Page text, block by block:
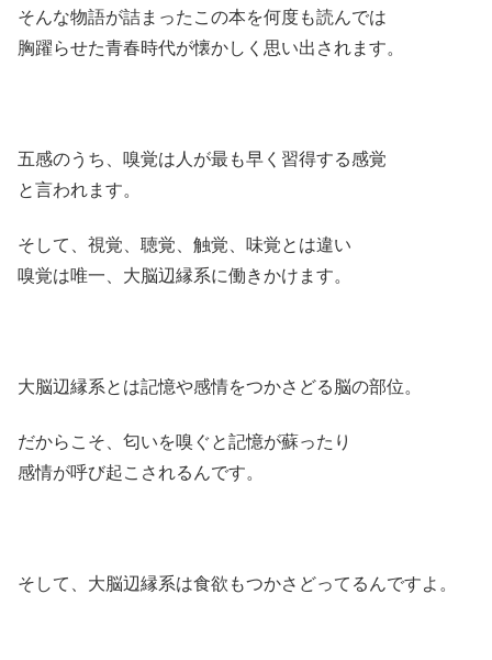
そんな物語が詰まったこの本を何度も読んでは
胸躍らせた青春時代が懐かしく思い出されます。
五感のうち、嗅覚は人が最も早く習得する感覚
と言われます。
そして、視覚、聴覚、触覚、味覚とは違い
嗅覚は唯一、大脳辺縁系に働きかけます。
大脳辺縁系とは記憶や感情をつかさどる脳の部位。
だからこそ、匂いを嗅ぐと記憶が蘇ったり
感情が呼び起こされるんです。
そして、大脳辺縁系は食欲もつかさどってるんですよ。